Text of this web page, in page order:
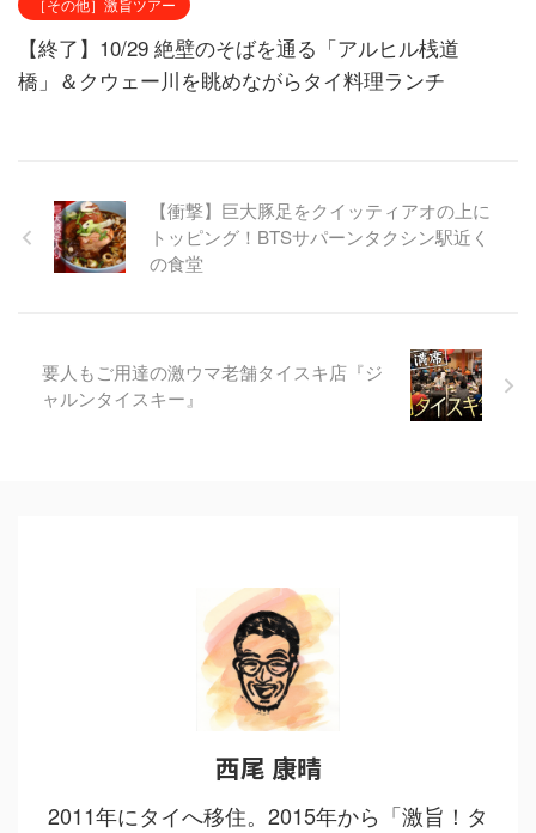
［その他］激旨ツアー
【終了】10/29 絶壁のそばを通る「アルヒル桟道
橋」＆クウェー川を眺めながらタイ料理ランチ
【衝撃】巨大豚足をクイッティアオの上に
トッピング！BTSサパーンタクシン駅近く
の食堂
要人もご用達の激ウマ老舗タイスキ店『ジ
ャルンタイスキー』
西尾 康晴
2011年にタイへ移住。2015年から「激旨！タ